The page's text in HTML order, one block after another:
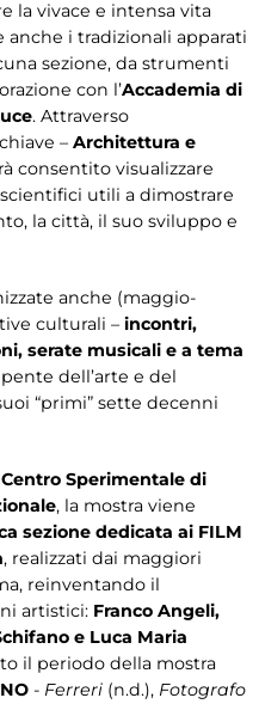
la vivace e intensa vita
anche i tradizionali apparati
sezione, da strumenti
con l’Accademia di
. Attraverso
– Architettura e
consentito visualizzare
utili a dimostrare
la città, il suo sviluppo e
anche (maggio-
culturali – incontri,
serate musicali e a tema
dell’arte e del
“primi” sette decenni
Centro Sperimentale di
, la mostra viene
sezione dedicata ai FILM
, realizzati dai maggiori
reinventando il
artistici: Franco Angeli,
e Luca Maria
il periodo della mostra
- Ferreri (n.d.), Fotografo